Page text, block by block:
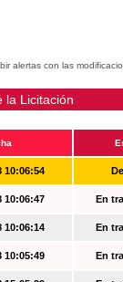
alertas con las
la Licitación
10:06:54
10:06:47 En
10:06:14 En
10:05:49 En